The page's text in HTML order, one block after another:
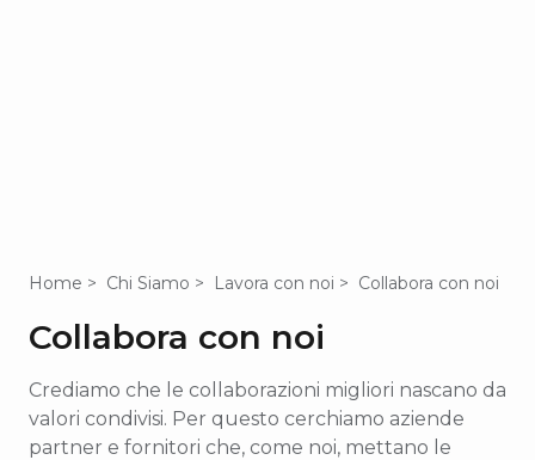
Home Chi Siamo Lavora con noi Collabora con noi
Collabora con noi
Crediamo che le collaborazioni migliori nascano da
valori condivisi. Per questo cerchiamo aziende
partner e fornitori che, come noi, mettano le